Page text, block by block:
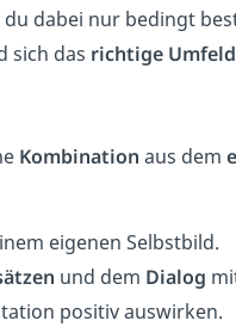
dabei nur bedingt
sich das richtige Umfeld
Kombination aus dem
eigenen Selbstbild.
und dem Dialog
positiv auswirken.